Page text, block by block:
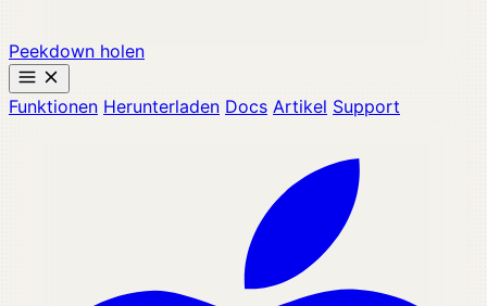
Peekdown holen
Funktionen Herunterladen Docs Artikel Support